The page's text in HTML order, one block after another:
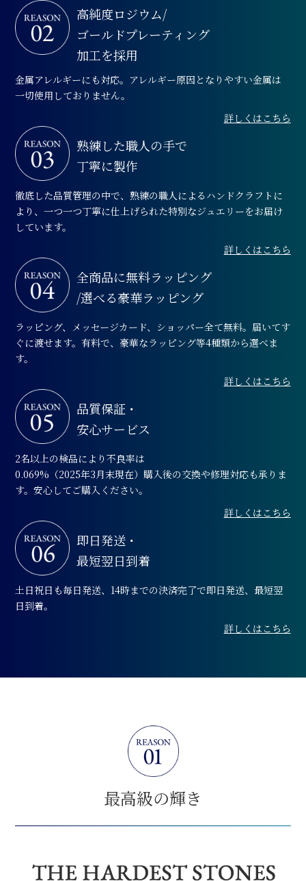
高純度ロジウム/
ゴールドプレーティング
加工を採用
金属アレルギーにも対応。アレルギー原因となりやすい金属は
一切使用しておりません。
詳しくはこちら
熟練した職人の手で
丁寧に製作
徹底した品質管理の中で、熟練の職人によるハンドクラフトに
より、一つ一つ丁寧に仕上げられた特別なジュエリーをお届け
しています。
詳しくはこちら
全商品に無料ラッピング
/選べる豪華ラッピング
ラッピング、メッセージカード、ショッパー全て無料。届いてす
ぐに渡せます。有料で、豪華なラッピング等4種類から選べま
す。
詳しくはこちら
品質保証・
安心サービス
2名以上の検品により不良率は
0.069%（2025年3月末現在）購入後の交換や修理対応も承りま
す。安心してご購入ください。
詳しくはこちら
即日発送・
最短翌日到着
土日祝日も毎日発送、14時までの決済完了で即日発送、最短翌
日到着。
詳しくはこちら
最高級の輝き